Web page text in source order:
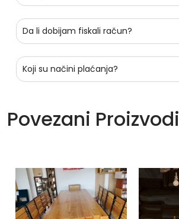
Da li dobijam fiskali račun?
Koji su načini plaćanja?
Povezani Proizvodi